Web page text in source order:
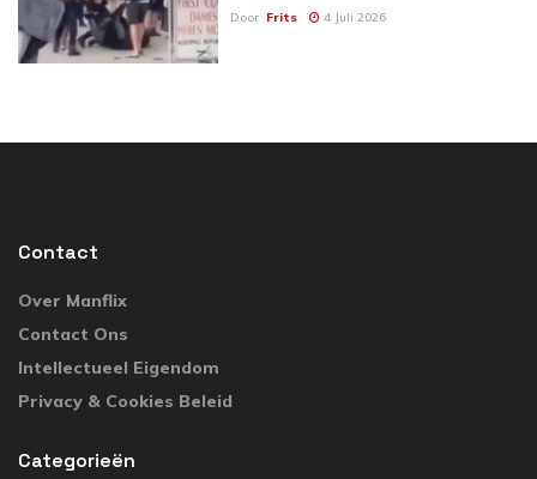
Door Frits 4 Juli 2026
Contact
Over Manflix
Contact Ons
Intellectueel Eigendom
Privacy & Cookies Beleid
Categorieën